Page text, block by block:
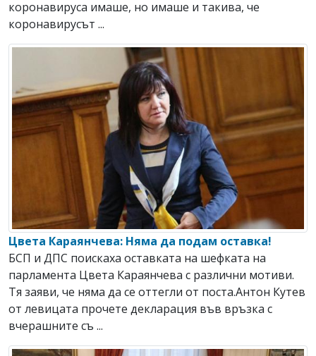
коронавируса имаше, но имаше и такива, че
коронавирусът ...
Цвета Караянчева: Няма да подам оставка!
БСП и ДПС поискаха оставката на шефката на
парламента Цвета Караянчева с различни мотиви.
Тя заяви, че няма да се оттегли от поста.Антон Кутев
от левицата прочете декларация във връзка с
вчерашните съ ...